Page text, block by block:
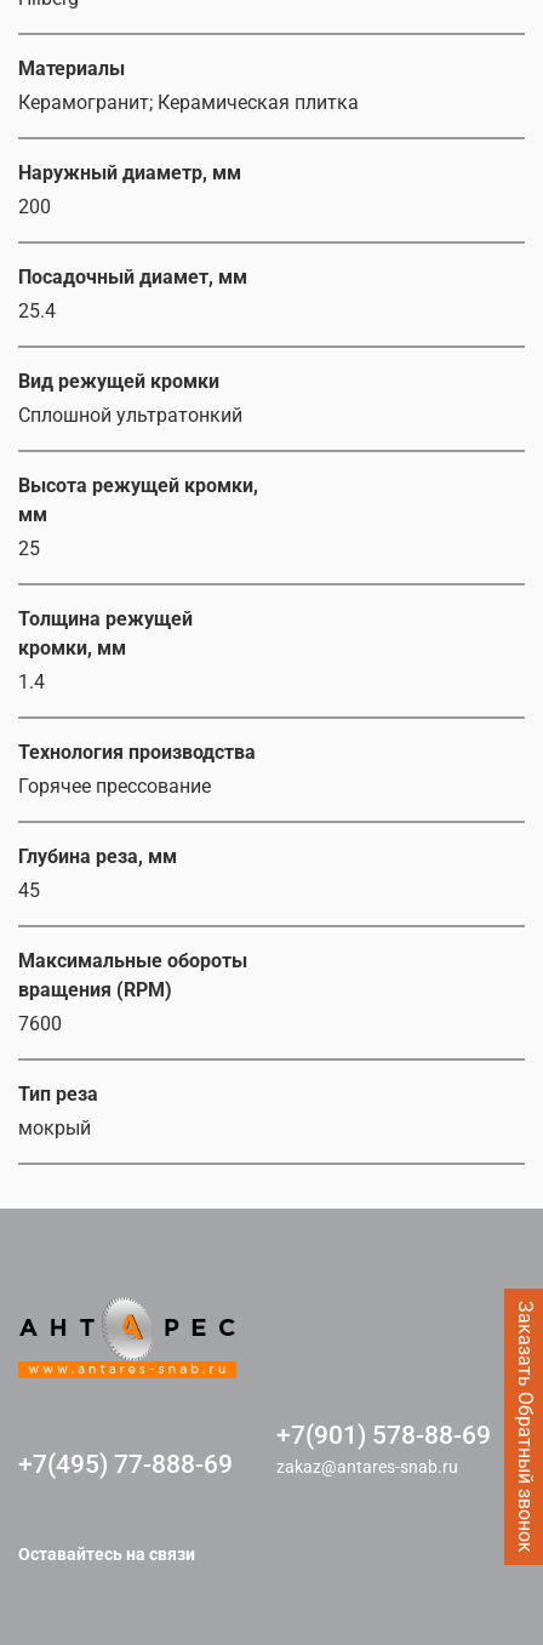
Заказать Обратный звонок
Материалы
Керамогранит; Керамическая плитка
Наружный диаметр, мм
200
Посадочный диамет, мм
25.4
Вид режущей кромки
Сплошной ультратонкий
Высота режущей кромки,
мм
25
Толщина режущей
кромки, мм
1.4
Технология производства
Горячее прессование
Глубина реза, мм
45
Максимальные обороты
вращения (RPM)
7600
Тип реза
мокрый
+7(495) 77-888-69
+7(901) 578-88-69
zakaz@antares-snab.ru
Оставайтесь на связи